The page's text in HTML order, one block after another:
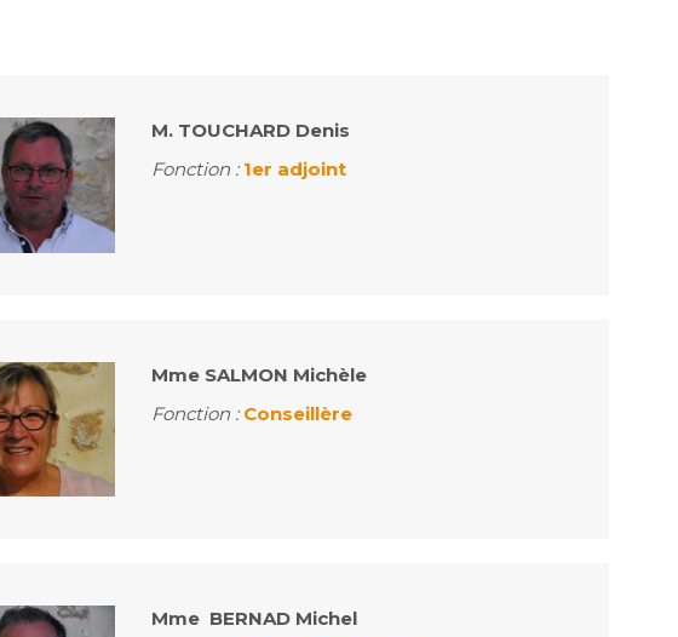
M. TOUCHARD Denis
Fonction : 1er adjoint
Mme SALMON Michèle
Fonction : Conseillère
Mme BERNAD Michel